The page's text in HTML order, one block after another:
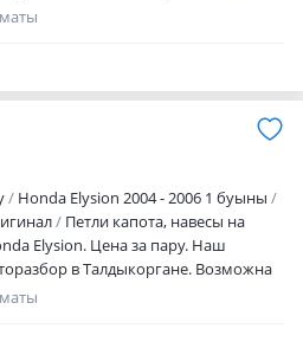
регионам РК, СНГ, все подробности
Honda Elysion 2004 - 2006 1 буыны
Петли капота, навесы на
Elysion. Цена за пару. Наш
в Талдыкоргане. Возможна
по регионам. Просьба,